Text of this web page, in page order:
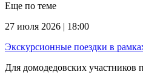
Еще по теме
27 июля 2026 | 18:00
Экскурсионные поездки в
Для домодедовских участников